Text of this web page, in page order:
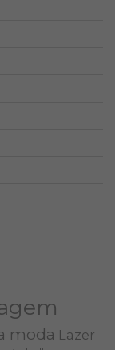
moda Lazer